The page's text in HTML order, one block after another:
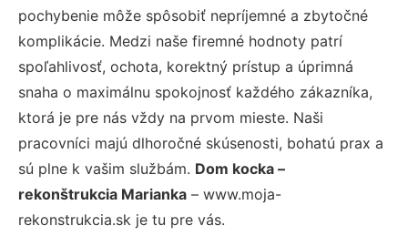
pochybenie môže spôsobiť nepríjemné a zbytočné
komplikácie. Medzi naše firemné hodnoty patrí
spoľahlivosť, ochota, korektný prístup a úprimná
snaha o maximálnu spokojnosť každého zákazníka,
ktorá je pre nás vždy na prvom mieste. Naši
pracovníci majú dlhoročné skúsenosti, bohatú prax a
sú plne k vašim službám. Dom kocka –
rekonštrukcia Marianka – www.moja-
rekonstrukcia.sk je tu pre vás.